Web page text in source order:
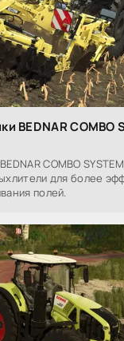
BEDNAR COMBO
COMBO
для более
полей.